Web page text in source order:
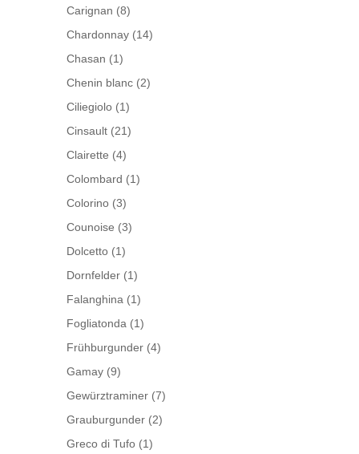
Carignan (8)
Chardonnay (14)
Chasan (1)
Chenin blanc (2)
Ciliegiolo (1)
Cinsault (21)
Clairette (4)
Colombard (1)
Colorino (3)
Counoise (3)
Dolcetto (1)
Dornfelder (1)
Falanghina (1)
Fogliatonda (1)
Frühburgunder (4)
Gamay (9)
Gewürztraminer (7)
Grauburgunder (2)
Greco di Tufo (1)